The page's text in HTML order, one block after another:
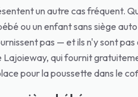
un autre cas fréquent.
ou un enfant sans siège
pas — et ils n'y sont
qui fournit
pour la poussette dans le